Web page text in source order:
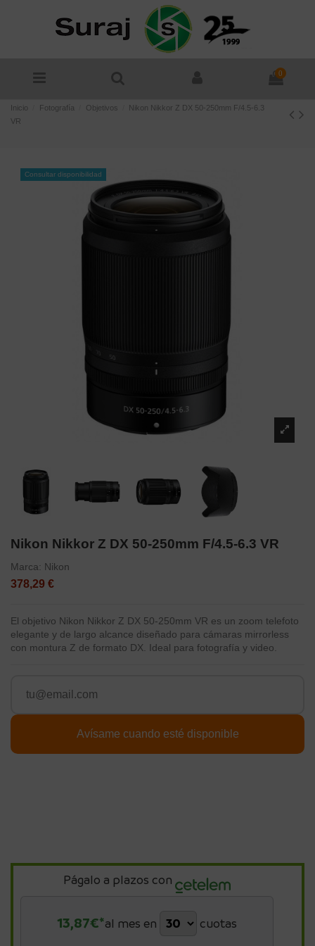
0
Inicio Fotografía Objetivos
Nikon Nikkor Z DX 50-250mm F/4.5-6.3
VR
Consultar disponibilidad
Nikon Nikkor Z DX 50-250mm F/4.5-6.3 VR
Marca: Nikon
378,29 €
El objetivo Nikon Nikkor Z DX 50-250mm VR es un zoom telefoto
elegante y de largo alcance diseñado para cámaras mirrorless
con montura Z de formato DX. Ideal para fotografía y video.
Págalo a plazos con
13,87€*al mes en cuotas